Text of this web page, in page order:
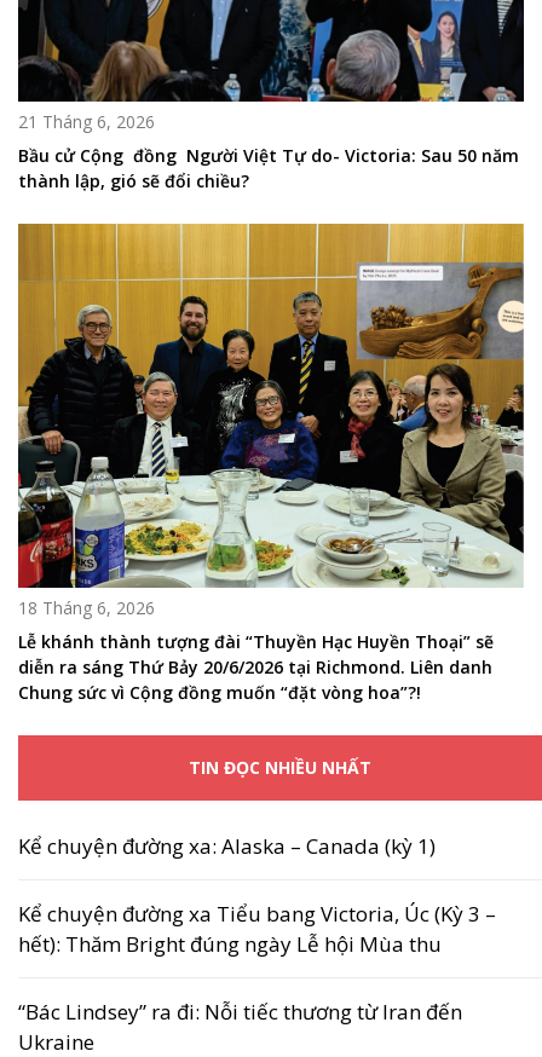
21 Tháng 6, 2026
Bầu cử Cộng đồng Người Việt Tự do- Victoria: Sau 50 năm
thành lập, gió sẽ đổi chiều?
18 Tháng 6, 2026
Lễ khánh thành tượng đài “Thuyền Hạc Huyền Thoại” sẽ
diễn ra sáng Thứ Bảy 20/6/2026 tại Richmond. Liên danh
Chung sức vì Cộng đồng muốn “đặt vòng hoa”?!
TIN ĐỌC NHIỀU NHẤT
Kể chuyện đường xa: Alaska – Canada (kỳ 1)
Kể chuyện đường xa Tiểu bang Victoria, Úc (Kỳ 3 –
hết): Thăm Bright đúng ngày Lễ hội Mùa thu
“Bác Lindsey” ra đi: Nỗi tiếc thương từ Iran đến
Ukraine